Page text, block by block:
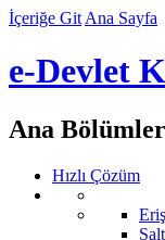
İçeriğe Git Ana Sayfa
e-Devlet
Ana Bölümler
Hızlı Çözüm